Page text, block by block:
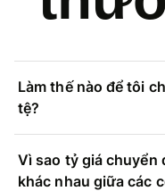
Làm thế nào để tôi
tệ?
Vì sao tỷ giá chuyển
khác nhau giữa các